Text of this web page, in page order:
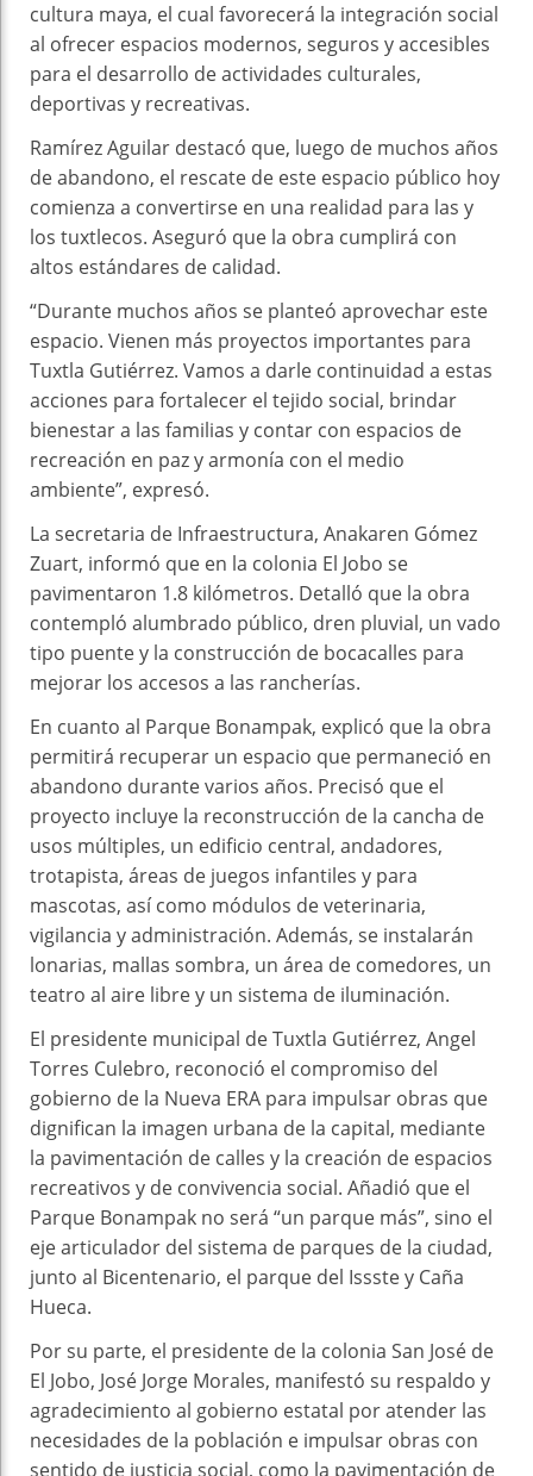
cultura maya, el cual favorecerá la integración social
al ofrecer espacios modernos, seguros y accesibles
para el desarrollo de actividades culturales,
deportivas y recreativas.
Ramírez Aguilar destacó que, luego de muchos años
de abandono, el rescate de este espacio público hoy
comienza a convertirse en una realidad para las y
los tuxtlecos. Aseguró que la obra cumplirá con
altos estándares de calidad.
“Durante muchos años se planteó aprovechar este
espacio. Vienen más proyectos importantes para
Tuxtla Gutiérrez. Vamos a darle continuidad a estas
acciones para fortalecer el tejido social, brindar
bienestar a las familias y contar con espacios de
recreación en paz y armonía con el medio
ambiente”, expresó.
La secretaria de Infraestructura, Anakaren Gómez
Zuart, informó que en la colonia El Jobo se
pavimentaron 1.8 kilómetros. Detalló que la obra
contempló alumbrado público, dren pluvial, un vado
tipo puente y la construcción de bocacalles para
mejorar los accesos a las rancherías.
En cuanto al Parque Bonampak, explicó que la obra
permitirá recuperar un espacio que permaneció en
abandono durante varios años. Precisó que el
proyecto incluye la reconstrucción de la cancha de
usos múltiples, un edificio central, andadores,
trotapista, áreas de juegos infantiles y para
mascotas, así como módulos de veterinaria,
vigilancia y administración. Además, se instalarán
lonarias, mallas sombra, un área de comedores, un
teatro al aire libre y un sistema de iluminación.
El presidente municipal de Tuxtla Gutiérrez, Angel
Torres Culebro, reconoció el compromiso del
gobierno de la Nueva ERA para impulsar obras que
dignifican la imagen urbana de la capital, mediante
la pavimentación de calles y la creación de espacios
recreativos y de convivencia social. Añadió que el
Parque Bonampak no será “un parque más”, sino el
eje articulador del sistema de parques de la ciudad,
junto al Bicentenario, el parque del Issste y Caña
Hueca.
Por su parte, el presidente de la colonia San José de
El Jobo, José Jorge Morales, manifestó su respaldo y
agradecimiento al gobierno estatal por atender las
necesidades de la población e impulsar obras con
sentido de justicia social, como la pavimentación de